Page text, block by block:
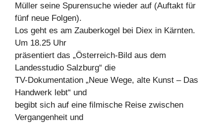
Müller seine Spurensuche wieder auf (Auftakt für
fünf neue Folgen).
Los geht es am Zauberkogel bei Diex in Kärnten.
Um 18.25 Uhr
präsentiert das „Österreich-Bild aus dem
Landesstudio Salzburg“ die
TV-Dokumentation „Neue Wege, alte Kunst – Das
Handwerk lebt“ und
begibt sich auf eine filmische Reise zwischen
Vergangenheit und